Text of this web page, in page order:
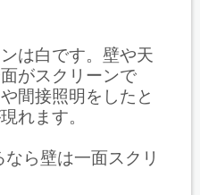
は白です。壁や天
がスクリーンで
間接照明をしたと
れます。
ら壁は一面スクリ